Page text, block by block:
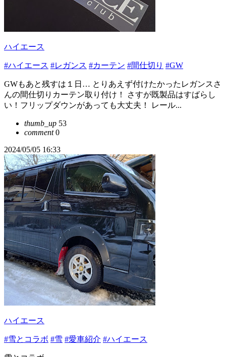
ハイエース
#ハイエース #レガンス #カーテン #間仕切り #GW
GWもあと残すは１日… とりあえず付けたかったレガンスさ
んの間仕切りカーテン取り付け！ さすが既製品はすばらし
い！フリップダウンがあっても大丈夫！ レール...
thumb_up 53
comment0
2024/05/05 16:33
ハイエース
#雪とコラボ #雪 #愛車紹介 #ハイエース